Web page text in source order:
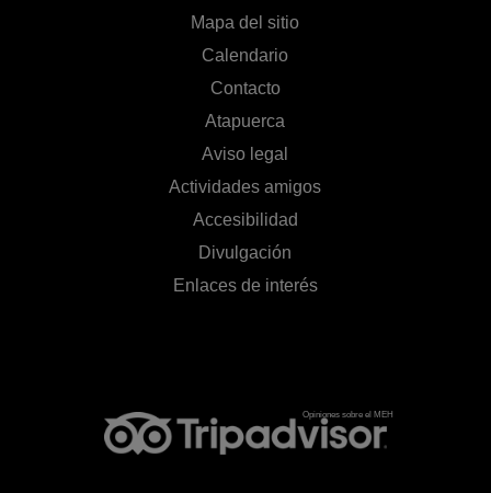
Mapa del sitio
Calendario
Contacto
Atapuerca
Aviso legal
Actividades amigos
Accesibilidad
Divulgación
Enlaces de interés
Opiniones sobre el MEH